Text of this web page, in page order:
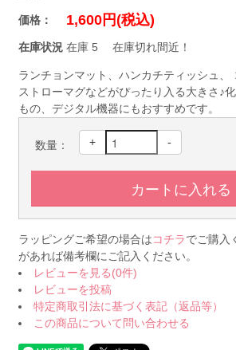
価格： 1,600円(税込)
在庫状況 在庫 5 在庫切れ間近！
ランチョンマット、ハンカチティッシュ、
ストローマグなどがぴったり入る大きさ♪
もの、デジタル機器にもおすすめです。
数量： + -
ラッピングご希望の場合はコチラでご購入
があれば備考欄にご記入ください。
レビューを見る(0件)
レビューを投稿
特定商取引法に基づく表記（返品等）
この商品について問い合わせる